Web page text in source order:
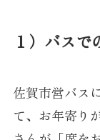
１）バスで
佐賀市営バス
て、お年寄り